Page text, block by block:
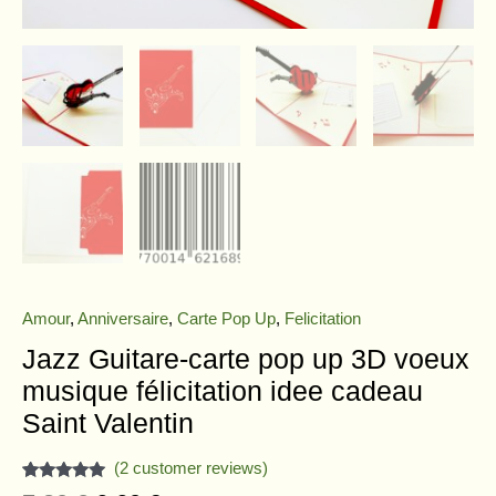
Amour, Anniversaire, Carte Pop Up, Felicitation
Jazz Guitare-carte pop up 3D voeux
musique félicitation idee cadeau
Saint Valentin
(2customer reviews)